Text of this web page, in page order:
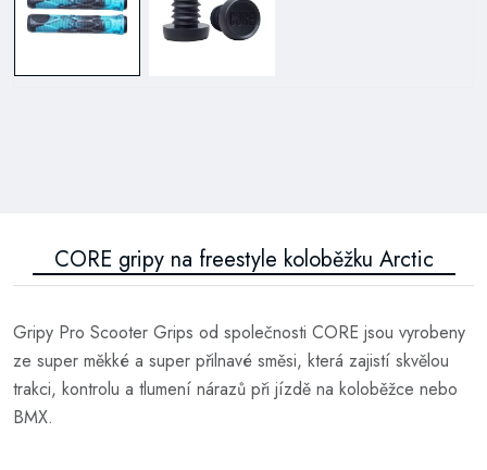
CORE gripy na freestyle koloběžku Arctic
Gripy Pro Scooter Grips od společnosti CORE jsou vyrobeny
ze super měkké a super přilnavé směsi, která zajistí skvělou
trakci, kontrolu a tlumení nárazů při jízdě na koloběžce nebo
BMX.